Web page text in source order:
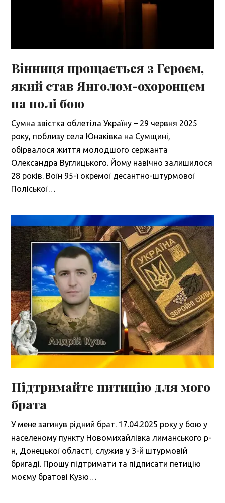
Вінниця прощається з Героєм,
який став Янголом-охоронцем
на полі бою
Сумна звістка облетіла Україну – 29 червня 2025
року, поблизу села Юнаківка на Сумщині,
обірвалося життя молодшого сержанта
Олександра Вуглицького. Йому навічно залишилося
28 років. Воїн 95-ї окремої десантно-штурмової
Поліської…
Підтримайте питицію для мого
брата
У мене загинув рідний брат. 17.04.2025 року у бою у
населеному пункту Новомихайлівка лиманського р-
н, Донецької області, служив у 3-й штурмовій
бригаді. Прошу підтримати та підписати петицію
моєму братові Кузю…